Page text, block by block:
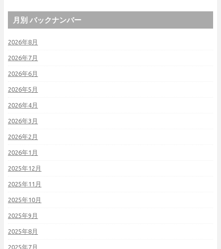
月別 バックナンバー
2026年8月
2026年7月
2026年6月
2026年5月
2026年4月
2026年3月
2026年2月
2026年1月
2025年12月
2025年11月
2025年10月
2025年9月
2025年8月
2025年7月